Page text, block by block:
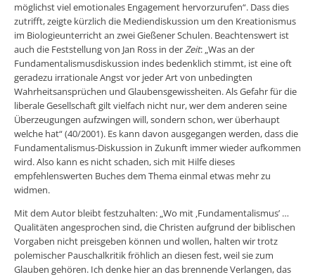
möglichst viel emotionales Engagement hervorzurufen“. Dass dies
zutrifft, zeigte kürzlich die Mediendiskussion um den Kreationismus
im Biologieunterricht an zwei Gießener Schulen. Beachtenswert ist
auch die Feststellung von Jan Ross in derZeit: „Was an der
Fundamentalismusdiskussion indes bedenklich stimmt, ist eine oft
geradezu irrationale Angst vor jeder Art von unbedingten
Wahrheitsansprüchen und Glaubensgewissheiten. Als Gefahr für die
liberale Gesellschaft gilt vielfach nicht nur, wer dem anderen seine
Überzeugungen aufzwingen will, sondern schon, wer überhaupt
welche hat“ (40/2001). Es kann davon ausgegangen werden, dass die
Fundamentalismus-Diskussion in Zukunft immer wieder aufkommen
wird. Also kann es nicht schaden, sich mit Hilfe dieses
empfehlenswerten Buches dem Thema einmal etwas mehr zu
widmen.
Mit dem Autor bleibt festzuhalten: „Wo mit ‚Fundamentalismus’ …
Qualitäten angesprochen sind, die Christen aufgrund der biblischen
Vorgaben nicht preisgeben können und wollen, halten wir trotz
polemischer Pauschalkritik fröhlich an diesen fest, weil sie zum
Glauben gehören. Ich denke hier an das brennende Verlangen, das